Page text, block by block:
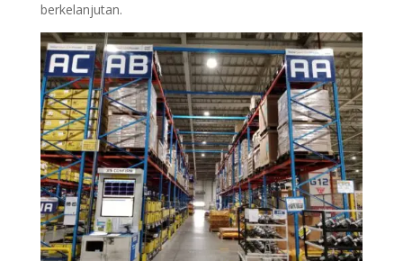
berkelanjutan.